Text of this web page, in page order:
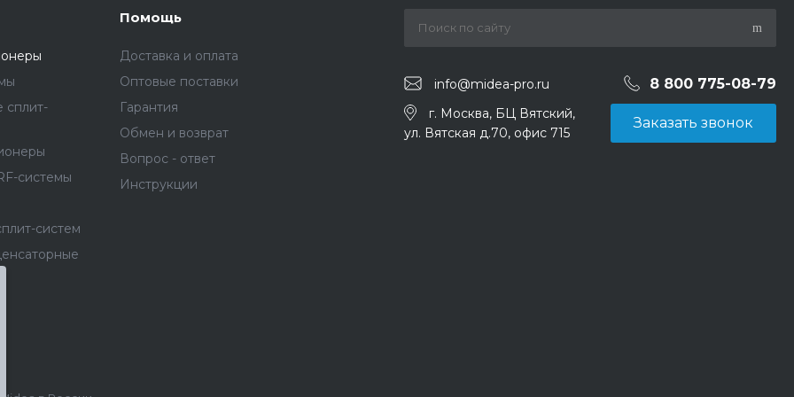
системы
систем
Помощь
Доставка и оплата
Оптовые поставки
Гарантия
Обмен и возврат
Вопрос - ответ
Инструкции
info@midea-pro.ru 8 800 775-08-79
г. Москва, БЦ Вятский,
ул. Вятская д.70, офис 715
Заказать звонок